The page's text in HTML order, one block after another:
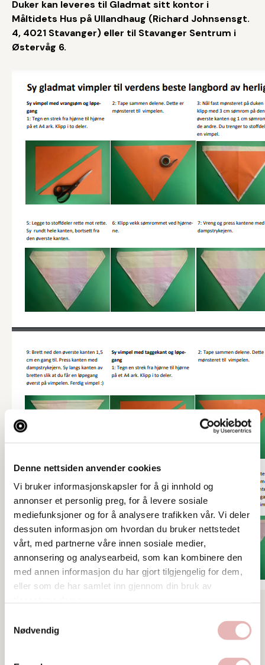
Denne nettsiden anvender cookies
Vi bruker informasjonskapsler for å gi innhold og
annonser et personlig preg, for å levere sosiale
mediefunksjoner og for å analysere trafikken vår. Vi deler
dessuten informasjon om hvordan du bruker nettstedet
vårt, med partnerne våre innen sosiale medier,
annonsering og analysearbeid, som kan kombinere den
med annen informasjon du har gjort tilgjengelig for dem,
eller som de har samlet inn gjennom din bruk av
Nødvendig
Duker kan leveres til Gladmat sitt kontor i
Måltidets Hus på Ullandhaug (Richard Johnsensgt.
4, 4021 Stavanger) eller til Stavanger Sentrum i
Østervåg 6.
Del på sosiale medier